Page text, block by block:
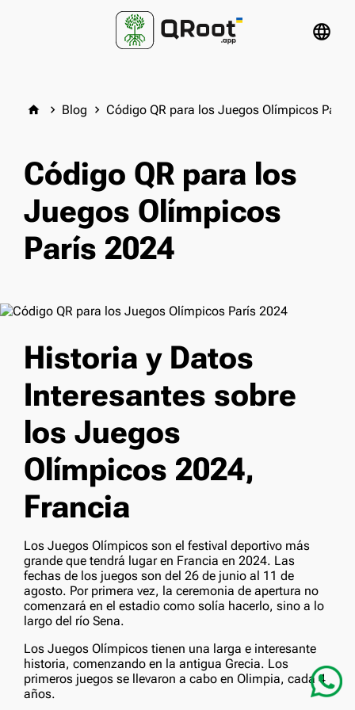
language
home keyboard_arrow_right Blog keyboard_arrow_right Código QR para los Juegos Olímpicos París
Código QR para los
Juegos Olímpicos
París 2024
Historia y Datos
Interesantes sobre
los Juegos
Olímpicos 2024,
Francia
Los Juegos Olímpicos son el festival deportivo más
grande que tendrá lugar en Francia en 2024. Las
fechas de los juegos son del 26 de junio al 11 de
agosto. Por primera vez, la ceremonia de apertura no
comenzará en el estadio como solía hacerlo, sino a lo
largo del río Sena.
Los Juegos Olímpicos tienen una larga e interesante
historia, comenzando en la antigua Grecia. Los
primeros juegos se llevaron a cabo en Olimpia, cada 4
años.